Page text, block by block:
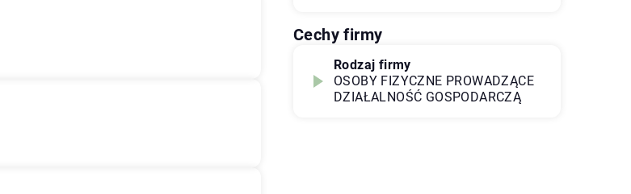
Cechy firmy
Rodzaj firmy
OSOBY FIZYCZNE PROWADZĄCE
DZIAŁALNOŚĆ GOSPODARCZĄ